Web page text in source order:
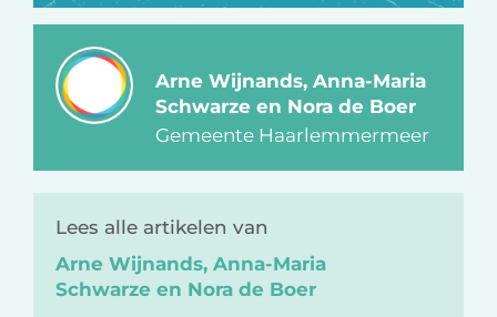
Arne Wijnands, Anna-Maria
Schwarze en Nora de Boer
Gemeente Haarlemmermeer
Lees alle artikelen van
Arne Wijnands, Anna-Maria
Schwarze en Nora de Boer